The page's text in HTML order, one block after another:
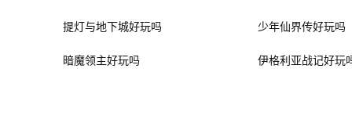
提灯与地下城好玩吗 少年仙界传好玩吗
暗魔领主好玩吗 伊格利亚战记好玩